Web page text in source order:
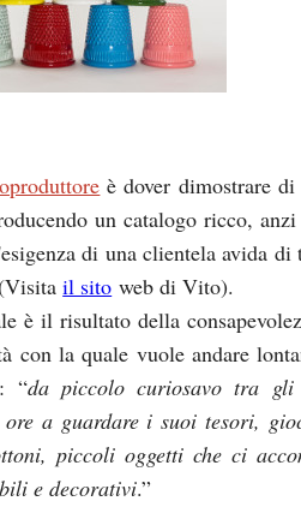
è dover dimostrare di
un catalogo ricco,
di una clientela avida di
(Visitail sito web di Vito).
è il risultato della
con la quale vuole andare
“da piccolo curiosavo tra
a guardare i suoi tesori,
piccoli oggetti che ci
e decorativi.”